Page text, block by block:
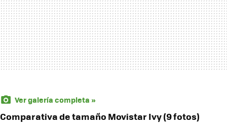
Ver galería completa »
Comparativa de tamaño Movistar Ivy (9 fotos)